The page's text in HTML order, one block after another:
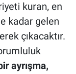
kuran, en
kadar gelen
çıkacaktır.
ayrışma,